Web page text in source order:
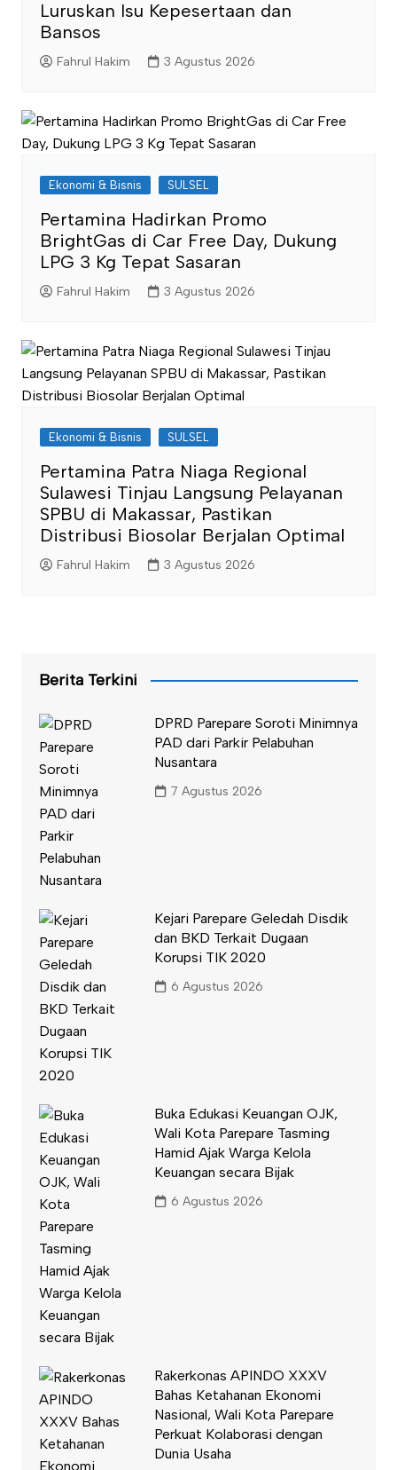
Luruskan Isu Kepesertaan dan
Bansos
Fahrul Hakim 3 Agustus 2026
Ekonomi & Bisnis SULSEL
Pertamina Hadirkan Promo
BrightGas di Car Free Day, Dukung
LPG 3 Kg Tepat Sasaran
Fahrul Hakim 3 Agustus 2026
Ekonomi & Bisnis SULSEL
Pertamina Patra Niaga Regional
Sulawesi Tinjau Langsung Pelayanan
SPBU di Makassar, Pastikan
Distribusi Biosolar Berjalan Optimal
Fahrul Hakim 3 Agustus 2026
Berita Terkini
DPRD Parepare Soroti Minimnya
PAD dari Parkir Pelabuhan
Nusantara
7 Agustus 2026
Kejari Parepare Geledah Disdik
dan BKD Terkait Dugaan
Korupsi TIK 2020
6 Agustus 2026
Buka Edukasi Keuangan OJK,
Wali Kota Parepare Tasming
Hamid Ajak Warga Kelola
Keuangan secara Bijak
6 Agustus 2026
Rakerkonas APINDO XXXV
Bahas Ketahanan Ekonomi
Nasional, Wali Kota Parepare
Perkuat Kolaborasi dengan
Dunia Usaha